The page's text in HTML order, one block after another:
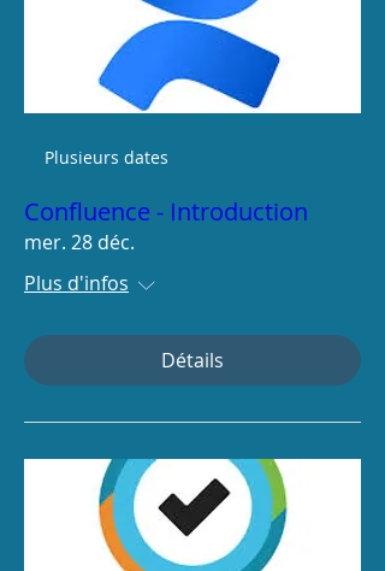
Plusieurs dates
Confluence - Introduction
mer. 28 déc.
Plus d'infos
Détails